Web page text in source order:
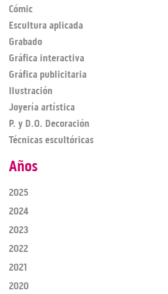
Cómic
Escultura aplicada
Grabado
Gráfica interactiva
Gráfica publicitaria
Ilustración
Joyería artística
P. y D.O. Decoración
Técnicas escultóricas
Años
2025
2024
2023
2022
2021
2020